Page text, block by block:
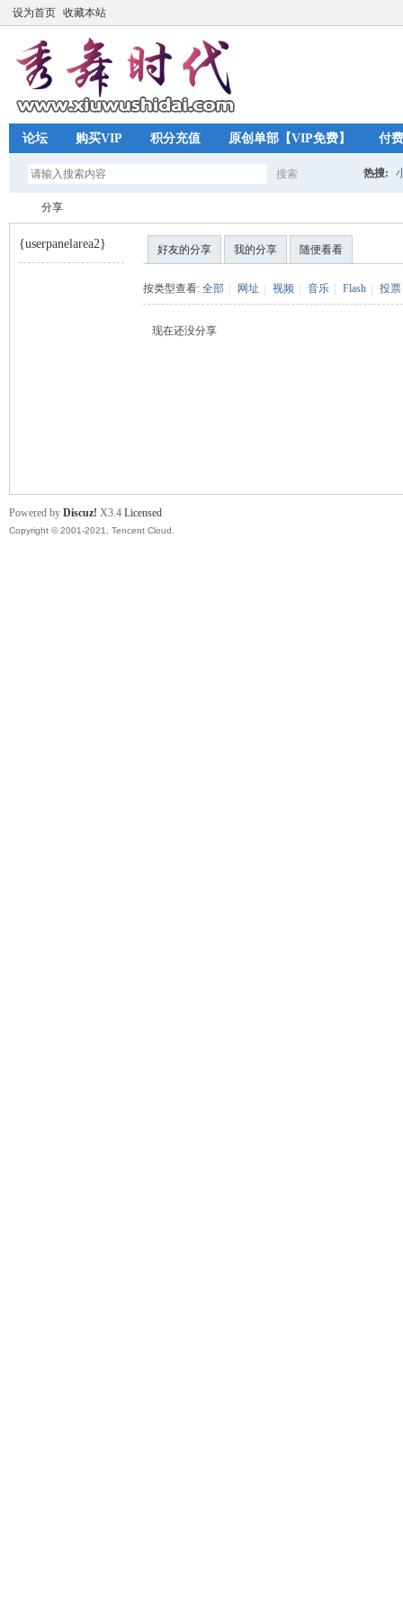
设为首页 收藏本站
论坛 购买VIP 积分充值 原创单部【VIP免费】 付
搜索 热搜:
分享
{userpanelarea2} 好友的分享 我的分享 随便看看
按类型查看: 全部 网址 视频 音乐 Flash 投票
现在还没分享
Powered by Discuz! X3.4 Licensed
Copyright © 2001-2021, Tencent Cloud.